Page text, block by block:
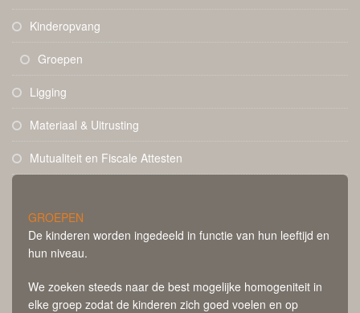
Kinderopvang
Groepen
Ligging
Materiaal & Uitrusting
Mutualiteit en Fiscale Attesten
GROEPEN
De kinderen worden ingedeeld in functie van hun leeftijd en
hun niveau.
We zoeken steeds naar de best mogelijke homogeniteit in
elke groep zodat de kinderen zich goed voelen en op